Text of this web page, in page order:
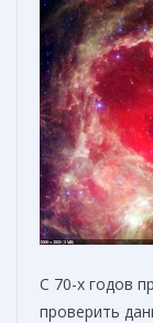
С 70-х годов
проверить